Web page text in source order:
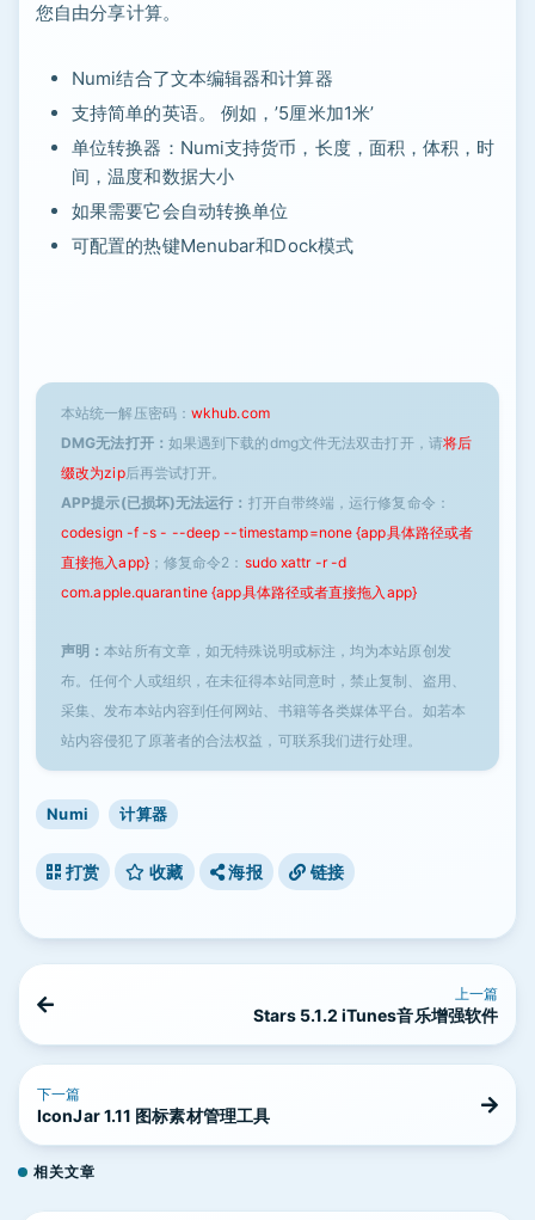
您自由分享计算。
Numi结合了文本编辑器和计算器
支持简单的英语。 例如，’5厘米加1米’
单位转换器：Numi支持货币，长度，面积，体积，时
间，温度和数据大小
如果需要它会自动转换单位
可配置的热键Menubar和Dock模式
本站统一解压密码： wkhub.com
DMG无法打开： 如果遇到下载的dmg文件无法双击打开，请将后
缀改为zip后再尝试打开。
APP提示(已损坏)无法运行： 打开自带终端，运行修复命令：
codesign -f -s - --deep --timestamp=none {app具体路径或者
直接拖入app}；修复命令2： sudo xattr -r -d
com.apple.quarantine {app具体路径或者直接拖入app}
声明：本站所有文章，如无特殊说明或标注，均为本站原创发
布。任何个人或组织，在未征得本站同意时，禁止复制、盗用、
采集、发布本站内容到任何网站、书籍等各类媒体平台。如若本
站内容侵犯了原著者的合法权益，可联系我们进行处理。
Numi 计算器
打赏 收藏 海报 链接
上一篇
Stars 5.1.2 iTunes音乐增强软件
下一篇
IconJar 1.11 图标素材管理工具
相关文章